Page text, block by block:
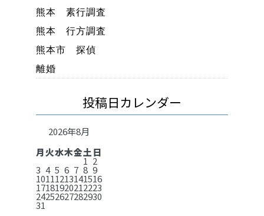
熊本 素行調査
熊本 行方調査
熊本市 探偵
離婚
投稿日カレンダー
2026年8月
月火水木金土日
1 2
3 4 5 6 7 8 9
10111213141516
17181920212223
24252627282930
31